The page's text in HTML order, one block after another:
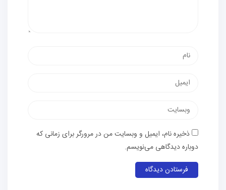
ذخیره نام، ایمیل و وبسایت من در مرورگر برای زمانی که
دوباره دیدگاهی می‌نویسم.